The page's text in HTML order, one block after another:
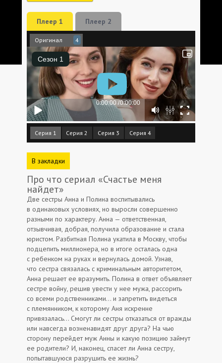
Плеер 1 Плеер 2
Оригинал 4
Серия 1 Серия 2 Серия 3 Серия 4
В закладки
Про что сериал «Счастье меня
найдет»
Две сестры Анна и Полина воспитывались
в одинаковых условиях, но выросли совершенно
разными по характеру. Анна — ответственная,
отзывчивая, добрая, получила образование и стала
юристом. Разбитная Полина укатила в Москву, чтобы
подцепить миллионера, но в итоге осталась одна
с ребенком на руках и вернулась домой. Узнав,
что сестра связалась с криминальным авторитетом,
Анна решает ее вразумить. Полина в ответ объявляет
сестре войну, решив увести у нее мужа, рассорить
со всеми родственниками… и запретить видеться
с племянником, к которому Аня искренне
привязалась… Смогут ли сестры отказаться от вражды
или навсегда возненавидят друг друга? На чью
сторону перейдет муж Анны и какую позицию займут
ее родители? И, наконец, спасет ли Анна сестру,
попытавшуюся разрушить ее жизнь?